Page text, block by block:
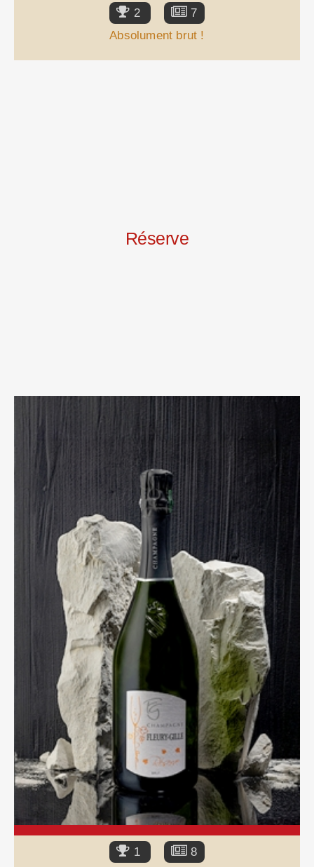
2
7
Absolument brut !
Réserve
1
8